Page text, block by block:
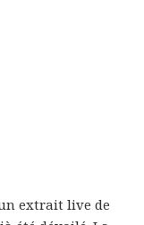
extrait live de